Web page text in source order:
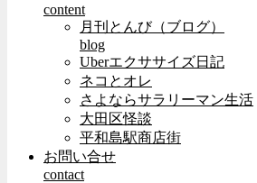
content
月刊とんび（ブログ）
blog
Uberエクササイズ日記
ネコとオレ
さよならサラリーマン生活
大田区怪談
平和島駅商店街
お問い合せ
contact